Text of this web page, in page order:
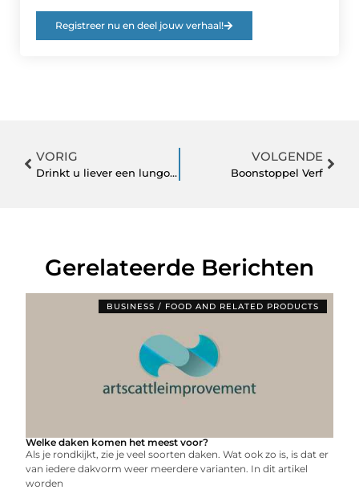
Registreer nu en deel jouw verhaal!
VORIG
Drinkt u liever een lungo of espresso?
VOLGENDE
Boonstoppel Verf
Gerelateerde Berichten
BUSINESS / FOOD AND RELATED PRODUCTS
Welke daken komen het meest voor?
Als je rondkijkt, zie je veel soorten daken. Wat ook zo is, is dat er
van iedere dakvorm weer meerdere varianten. In dit artikel
worden